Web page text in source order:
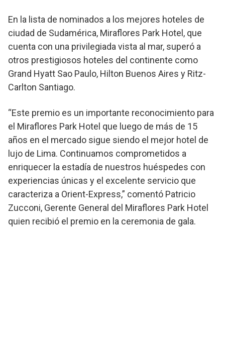
En la lista de nominados a los mejores hoteles de
ciudad de Sudamérica, Miraflores Park Hotel, que
cuenta con una privilegiada vista al mar, superó a
otros prestigiosos hoteles del continente como
Grand Hyatt Sao Paulo, Hilton Buenos Aires y Ritz-
Carlton Santiago.
“Este premio es un importante reconocimiento para
el Miraflores Park Hotel que luego de más de 15
años en el mercado sigue siendo el mejor hotel de
lujo de Lima. Continuamos comprometidos a
enriquecer la estadía de nuestros huéspedes con
experiencias únicas y el excelente servicio que
caracteriza a Orient-Express,” comentó Patricio
Zucconi, Gerente General del Miraflores Park Hotel
quien recibió el premio en la ceremonia de gala.